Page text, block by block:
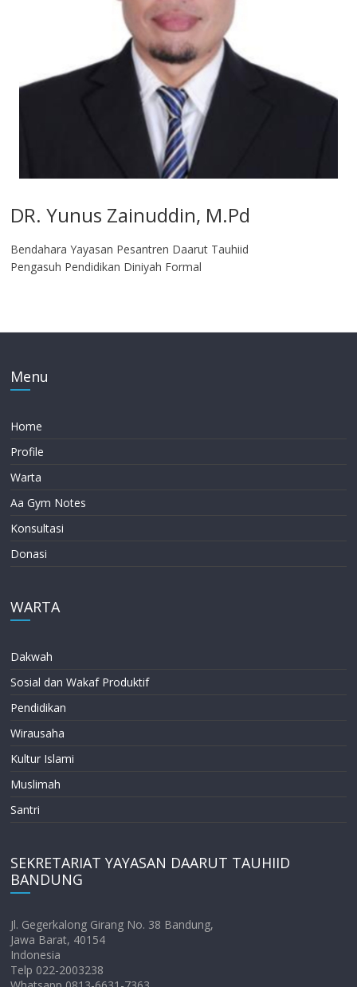
DR. Yunus Zainuddin, M.Pd
Bendahara Yayasan Pesantren Daarut Tauhiid
Pengasuh Pendidikan Diniyah Formal
Menu
Home
Profile
Warta
Aa Gym Notes
Konsultasi
Donasi
WARTA
Dakwah
Sosial dan Wakaf Produktif
Pendidikan
Wirausaha
Kultur Islami
Muslimah
Santri
SEKRETARIAT YAYASAN DAARUT TAUHIID
BANDUNG
Jl. Gegerkalong Girang No. 38 Bandung,
Jawa Barat, 40154
Indonesia
Telp 022-2003238